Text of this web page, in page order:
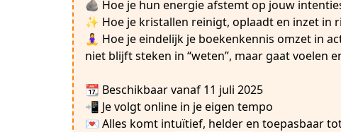
🪨 Hoe je hun energie afstemt op jouw
✨ Hoe je kristallen reinigt, oplaadt en inzet in
🧘‍♀️ Hoe je eindelijk je boekenkennis omzet in
niet blijft steken in “weten”, maar gaat voelen
📆 Beschikbaar vanaf 11 juli 2025
📲 Je volgt online in je eigen tempo
💌 Alles komt intuïtief, helder en toepasbaar